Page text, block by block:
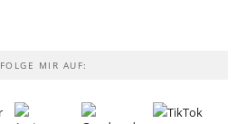
FOLGE MIR AUF: